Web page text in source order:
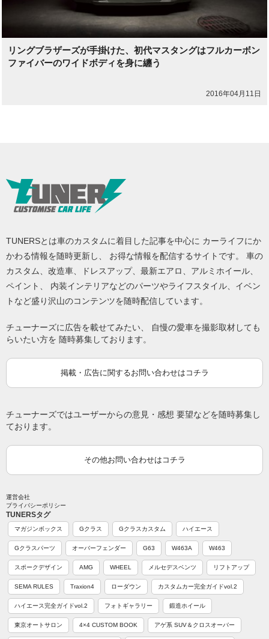
リングブラザーズが手掛けた、初代マスタングはフルカーボン
ファイバーのワイドボディを身に纏う
2016年04月11日
TUNERSとは車のカスタムに着目した記事を中心に カーライフにか
かわる情報を随時更新し、 お得な情報を配信するサイトです。 車の
カスタム、改造車、ドレスアップ、最新エアロ、アルミホイール、
ペイント、 内装インテリアなどのパーツやライフスタイル、イベン
トなど盛り沢山のコンテンツを随時配信しています。
チューナーズに広告を載せてみたい、 自慢の愛車を撮影取材しても
らいたい方を 随時募集しております。
掲載・広告に関するお問い合わせはコチラ
チューナーズではユーザーからの意見・感想 要望などを随時募集し
ております。
その他お問い合わせはコチラ
運営会社
プライバシーポリシー
TUNERSタグ
マガジンボックス Gクラス Gクラスカスタム ハイエース
Gクラスパーツ オーバーフェンダー G63 W463A W463
スポークデザイン AMG WHEEL メルセデスベンツ リフトアップ
SEMA RULES Traxion4 ローダウン カスタムカー完全ガイドvol.2
ハイエース完全ガイドvol.2 フォトギャラリー 鍛造ホイール
東京オートサロン 4×4 CUSTOM BOOK アゲ系 SUV＆クロスオーバー